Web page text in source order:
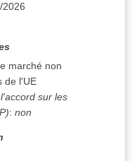
2026
marché non
de l'UE
sur les
: non